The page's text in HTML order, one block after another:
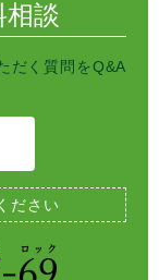
相談
だく質問をQ&A
ださい